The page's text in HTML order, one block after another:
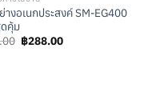
างอเนกประสงค์ SM-EG400
คุ้ม
Original
price
฿288.00Current